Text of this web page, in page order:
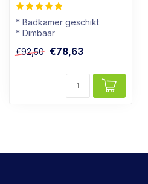
* Badkamer geschikt
* Dimbaar
* Wit armatuur
€92,50 €78,63